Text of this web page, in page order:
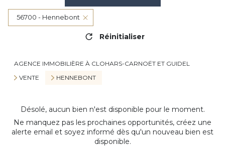
56700 - Hennebont
Réinitialiser
AGENCE IMMOBILIÈRE À CLOHARS-CARNOËT ET GUIDEL
VENTE
HENNEBONT
Désolé, aucun bien n'est disponible pour le moment.
Ne manquez pas les prochaines opportunités, créez une
alerte email et soyez informé dès qu'un nouveau bien est
disponible.